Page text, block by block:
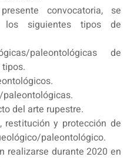
convocatoria, se
los siguientes tipos de
paleontológicas de
del arte rupestre.
restitución y protección de
paleontológico.
realizarse durante 2020 en